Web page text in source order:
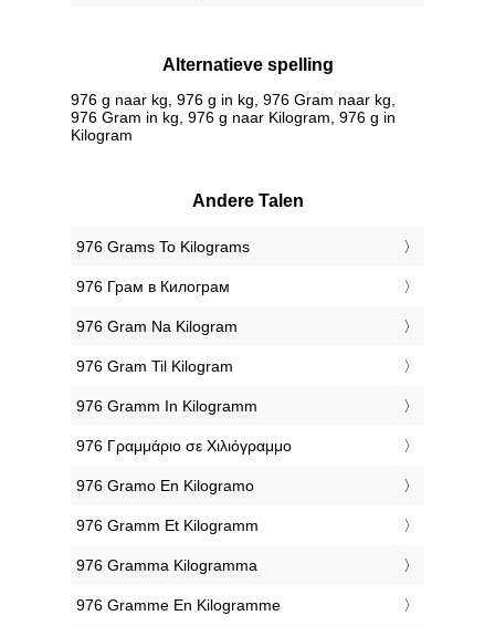
Alternatieve spelling
976 g naar kg, 976 g in kg, 976 Gram naar kg,
976 Gram in kg, 976 g naar Kilogram, 976 g in
Kilogram
Andere Talen
‎976 Grams To Kilograms
‎976 Грам в Килограм
‎976 Gram Na Kilogram
‎976 Gram Til Kilogram
‎976 Gramm In Kilogramm
‎976 Γραμμάριο σε Χιλιόγραμμο
‎976 Gramo En Kilogramo
‎976 Gramm Et Kilogramm
‎976 Gramma Kilogramma
‎976 Gramme En Kilogramme